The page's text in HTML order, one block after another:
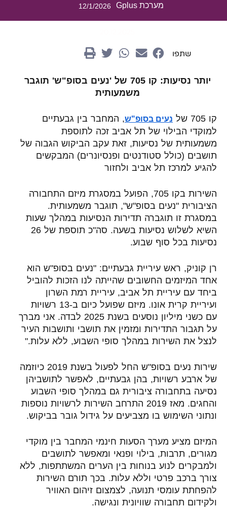
מערכת Gplus 12/1/2026
שתפו
יותר נסיעות: קו 705 של 'נעים בסופ"ש' תוגבר
משמעותית
קו 705 של
נעים בסופ"ש, המחבר בין גבעתיים
למוקדי הבילוי של תל אביב זכה לתוספת
משמעותית של נסיעות, זאת עקב הביקוש הגבוה של
תושבים (כולל סטודנטים ופנסיונרים) המבקשים
להגיע למרכז תל אביב ולחזור
השירות בקו 705, הפועל במסגרת מיזם התחבורה
הציבורית "נעים בסופ"ש", תוגבר משמעותית.
במסגרת זו תוגברה תדירות הנסיעות במהלך שעות
השיא לשלוש נסיעות בשעה. סה"כ תוספת של 26
נסיעות בכל סוף שבוע.
רן קוניק, ראש עיריית גבעתיים: "נעים בסופ"ש הוא
אחד המיזמים החשובים שהייתה לנו הזכות להוביל
ביחד עם עיריית תל אביב, עיריית רמת השרון
ועיריית קרית אונו. מיזם שפועל כיום ב-13 רשויות
עם כשני מיליון נוסעים בשנת 2025 לבדה. אני מברך
על תגבור התדירות ומזמין את תושבי ותושבות העיר
לנצל את השירות במהלך סופי השבוע, ללא עלות."
שירות נעים בסופ"ש החל לפעול בשנת 2019 כיוזמה
של ארבע רשויות, בהן גבעתיים, לאפשר לתושביהן
נסיעה בתחבורה ציבורית גם במהלך סופי השבוע
והחגים. מאז 2019 התרחב השירות לרשויות נוספות
ונתוני השימוש בו מצביעים על גידול גובר בביקוש.
המיזם מציע מערך הסעות חינמי המחבר בין מוקדי
מגורים, תרבות, בילוי ופנאי ומאפשר לתושבים
ולמבקרים לנוע בנוחות בין הערים המשתתפות, ללא
צורך ברכב פרטי וללא עלות. בכך תורם השירות
להפחתת עומסי תנועה, לצמצום זיהום האוויר
ולקידום תחבורה שוויונית ונגישה.